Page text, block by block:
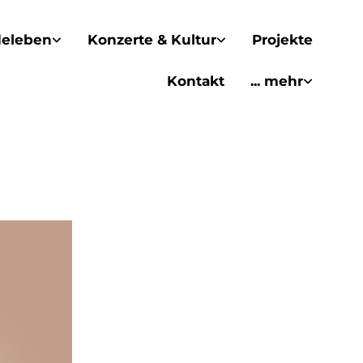
Konzerte & Kultur Projekte
Kontakt ... mehr